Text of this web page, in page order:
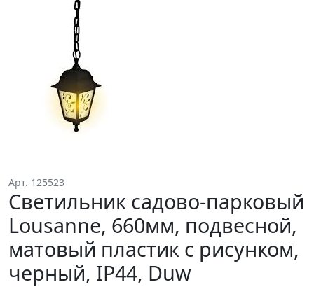
Арт. 125523
Светильник садово-парковый
Lousanne, 660мм, подвесной,
матовый пластик с рисунком,
черный, IP44, Duw